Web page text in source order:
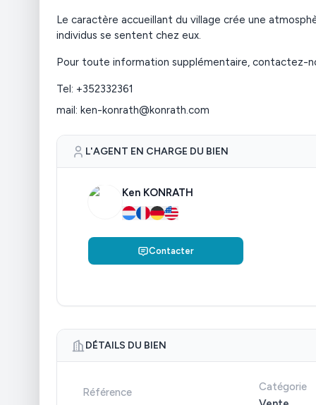
Le caractère accueillant du village crée une
individus se sentent chez eux.
Pour toute information supplémentaire, contactez-
Tel: +352332361
mail: ken-konrath@konrath.com
L'AGENT EN CHARGE DU BIEN
Ken KONRATH
Contacter
DÉTAILS DU BIEN
Référence
Catégorie